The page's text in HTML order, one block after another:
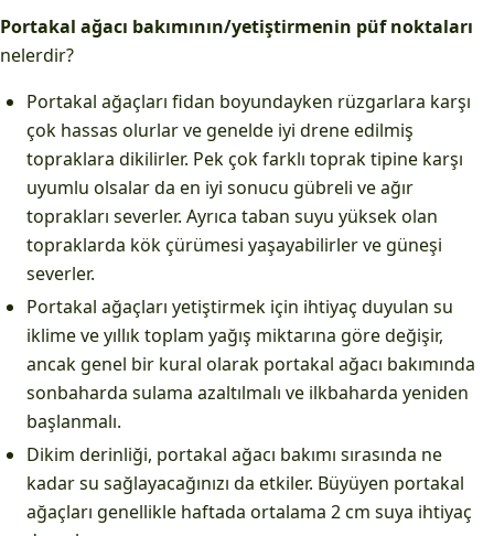
Portakal ağacı bakımının/yetiştirmenin püf noktaları
nelerdir?
Portakal ağaçları fidan boyundayken rüzgarlara karşı
çok hassas olurlar ve genelde iyi drene edilmiş
topraklara dikilirler. Pek çok farklı toprak tipine karşı
uyumlu olsalar da en iyi sonucu gübreli ve ağır
toprakları severler. Ayrıca taban suyu yüksek olan
topraklarda kök çürümesi yaşayabilirler ve güneşi
severler.
Portakal ağaçları yetiştirmek için ihtiyaç duyulan su
iklime ve yıllık toplam yağış miktarına göre değişir,
ancak genel bir kural olarak portakal ağacı bakımında
sonbaharda sulama azaltılmalı ve ilkbaharda yeniden
başlanmalı.
Dikim derinliği, portakal ağacı bakımı sırasında ne
kadar su sağlayacağınızı da etkiler. Büyüyen portakal
ağaçları genellikle haftada ortalama 2 cm suya ihtiyaç